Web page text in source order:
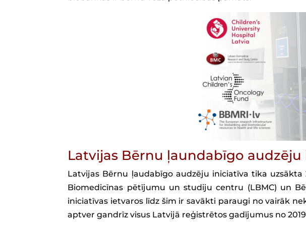
Latvijas Bērnu ļaundabīgo audzēju
Latvijas Bērnu ļaudabīgo audzēju iniciatīva tika
Biomedicīnas pētījumu un studiju centru (LBMC) un
iniciatīvas ietvaros līdz šim ir savākti paraugi no vairāk
aptver gandrīz visus Latvijā reģistrētos gadījumus no